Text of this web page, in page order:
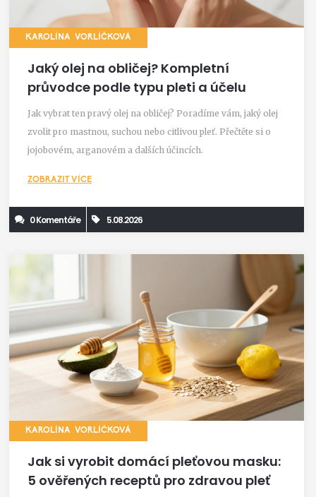
KAROLÍNA VORLÍČKOVÁ
Jaký olej na obličej? Kompletní
průvodce podle typu pleti a účelu
Jak vybrat ten pravý olej na obličej? Poradíme vám, jaký olej
zvolit pro mastnou, suchou nebo citlivou pleť. Přečtěte si o
jojobovém, arganovém a dalších účincích.
ZOBRAZIT VÍCE
0 Komentáře 5.08.2026
KAROLÍNA VORLÍČKOVÁ
Jak si vyrobit domácí pleťovou masku:
5 ověřených receptů pro zdravou pleť